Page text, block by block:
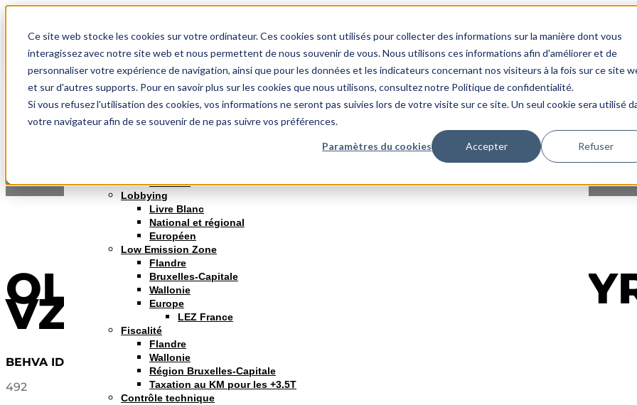
Ce site web stocke les cookies sur votre ordinateur. Ces cookies sont utilisés pour collecter des informations sur la manière dont vous
interagissez avec notre site web et nous permettent de nous souvenir de vous. Nous utilisons ces informations afin d'améliorer et de
personnaliser votre expérience de navigation, ainsi que pour les données et les indicateurs concernant nos visiteurs à la fois sur ce site
et sur d'autres supports. Pour en savoir plus sur les cookies que nous utilisons, consultez notre Politique de confidentialité.
Si vous refusez l'utilisation des cookies, vos informations ne seront pas suivies lors de votre visite sur ce site. Un seul cookie sera utilisé
votre navigateur afin de se souvenir de ne pas suivre vos préférences.
Paramètres du cookies Accepter Refuser
Affiliés
Clubs affiliés
Premium Partners
Professional Members
Opinions de la BEHVA
Le Retrofit, ou convertir un ancêtre en
Wallonie
Lobbying
Livre Blanc
National et régional
Européen
Low Emission Zone
Flandre
Bruxelles-Capitale
Wallonie
Europe
LEZ France
Fiscalité
Flandre
Wallonie
Région Bruxelles-Capitale
Taxation au KM pour les +3.5T
Contrôle technique
CLUBS
OLDTIMERCLUB IHC –
VZW
BEHVA ID
492